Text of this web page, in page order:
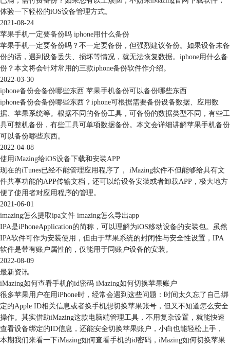
图3：备份存档
2.备份恢复
在恢复备份上，iMazing 除了有 iTunes 的「一股脑」恢复模式，还支持更
个性化的「按需备份」，大家不仅可以自由选择是否恢复短信、通话记
录、照片等数据，还可以任意选择想要恢复的应用。
图4：备份恢复
数据传输
备份之外，便是iMazing取代iTunes成为不少人选择的重要原因——数据传
输。这里的数据传输则分为两种形式，一个是「传进去」，另一个是「输
体验一下轻松的iOS设备管理方式。
2021-08-24
苹果手机一定要备份吗 iphone用什么备份
苹果手机一定要备份吗？不一定要备份，但强烈建议备份。如果设备未备
份的话，遇到设备丢失、损坏等情况，就无法恢复数据。iphone用什么备
份？本文将会针对常用的三款iphone备份软件作介绍。
2022-03-30
iphone备份会备份哪些东西 苹果手机备份可以备份哪些东西
iphone备份会备份哪些东西？iphone可根据需要备份设备数据、应用数
据、苹果系统等。根据不同的备份工具，可备份的数据类型不同，有些工
具可整机备份，有些工具可单项数据备份。本文会详细讲解苹果手机备份
可以备份哪些东西。
2022-04-08
使用iMazing给iOS设备下载和安装APP
现在的iTunes已经不能管理应用程序了， iMazing软件不但能够给具有文
件共享功能的APP传输文档，还可以给设备安装或者卸载APP，极大地方
便了使用者对应用程序的管理。
2021-06-01
imazing怎么提取ipa文件 imazing怎么导出app
IPA是iPhoneApplication的简称，可以理解为iOS移动设备的安装包。虽然
IPA软件可作为安装使用，但由于苹果系统的封闭性与安全性设置，IPA
软件是带有账户属性的，仅能用于同账户设备的安装。
2022-08-09
最新资讯
iMazing如何查看手机的id密码 iMazing如何切换苹果账户
很多苹果用户在用iPhone时，经常会遇到这些问题：时间太久忘了自己绑
定的Apple ID相关信息或者换手机想切换苹果账号，但又不知道怎么安全
操作。其实借助iMazing这款电脑端管理工具，不用复杂设置，就能快速
查看设备绑定的ID信息，还能安全切换苹果账户，小白也能轻松上手，
本期我们来看一下iMazing如何查看手机的id密码，iMazing如何切换苹果